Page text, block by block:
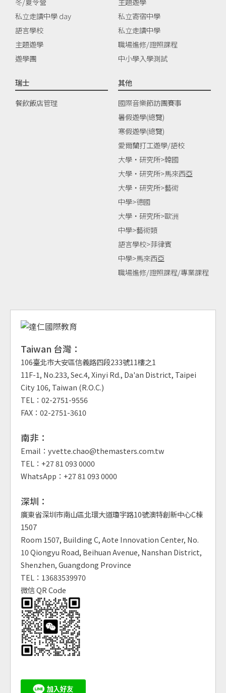
私立走讀中學 day
語言學校
主題遊學
遊學團
私立寄宿中學
私立走讀中學
職場進修/證照課程
中小學入學測試
瑞士
餐飲飯店管理
其他
國際音樂節訪團賽事
暑假遊學(總覽)
寒假遊學(總覽)
愛爾蘭打工遊學/語校
大學‧研究所>韓國
大學‧研究所>馬來西亞
大學‧研究所>藝術
中學>德國
大學‧研究所>歐洲
中學>藝術類
語言學校>菲律賓
中學>馬來西亞
職場進修/證照課程/專業課程
Taiwan 台灣：
106臺北市大安區信義路四段233號11樓之1
11F-1, No.233, Sec.4, Xinyi Rd., Da'an District, Taipei
City 106, Taiwan (R.O.C.)
TEL：02-2751-9556
FAX：02-2751-3610
南非：
Email：yvette.chao@themasters.com.tw
TEL：+27 81 093 0000
WhatsApp：+27 81 093 0000
深圳：
廣東省深圳市南山區北環大道瓊宇路10號澳特創新中心C棟
1507
Room 1507, Building C, Aote Innovation Center, No.
10 Qiongyu Road, Beihuan Avenue, Nanshan District,
Shenzhen, Guangdong Province
TEL：13683539970
微信 QR Code